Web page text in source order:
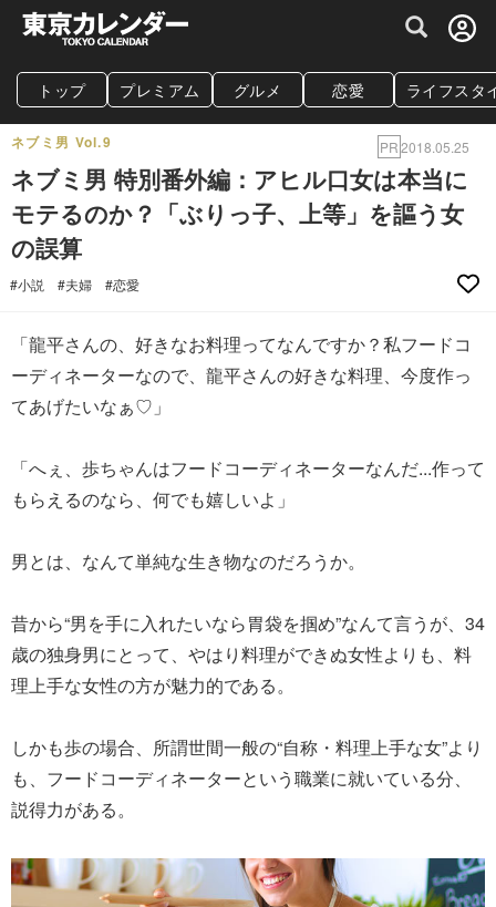
グルメ情報・プレミアムレストラン予約
トップ プレミアム グルメ 恋愛 ライフスタ
ネブミ男 Vol.9 PR2018.05.25
ネブミ男 特別番外編：アヒル口女は本当に
モテるのか？「ぶりっ子、上等」を謳う女
の誤算
#小説 #夫婦 #恋愛
「龍平さんの、好きなお料理ってなんですか？私フードコ
ーディネーターなので、龍平さんの好きな料理、今度作っ
てあげたいなぁ♡」
「へぇ、歩ちゃんはフードコーディネーターなんだ...作って
もらえるのなら、何でも嬉しいよ」
男とは、なんて単純な生き物なのだろうか。
昔から“男を手に入れたいなら胃袋を掴め”なんて言うが、34
歳の独身男にとって、やはり料理ができぬ女性よりも、料
理上手な女性の方が魅力的である。
しかも歩の場合、所謂世間一般の“自称・料理上手な女”より
も、フードコーディネーターという職業に就いている分、
説得力がある。